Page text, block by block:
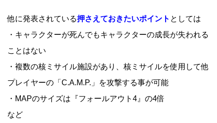
他に発表されている押さえておきたいポイント としては
・キャラクターが死んでもキャラクターの成長が失われる
ことはない
・複数の核ミサイル施設があり、核ミサイルを使用して他
プレイヤーの「C.A.M.P.」を攻撃する事が可能
・MAPのサイズは『フォールアウト4』の4倍
など